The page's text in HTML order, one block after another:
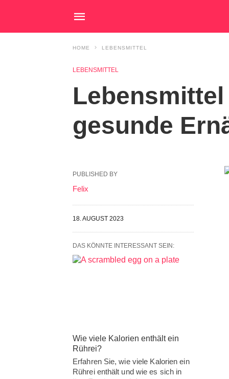
HOME LEBENSMITTEL
LEBENSMITTEL
gesunde
PUBLISHED BY
Felix
18. AUGUST 2023
DAS KÖNNTE INTERESSANT SEIN:
Wie viele Kalorien enthält ein
Rührei?
Erfahren Sie, wie viele Kalorien ein
Rührei enthält und wie es sich in